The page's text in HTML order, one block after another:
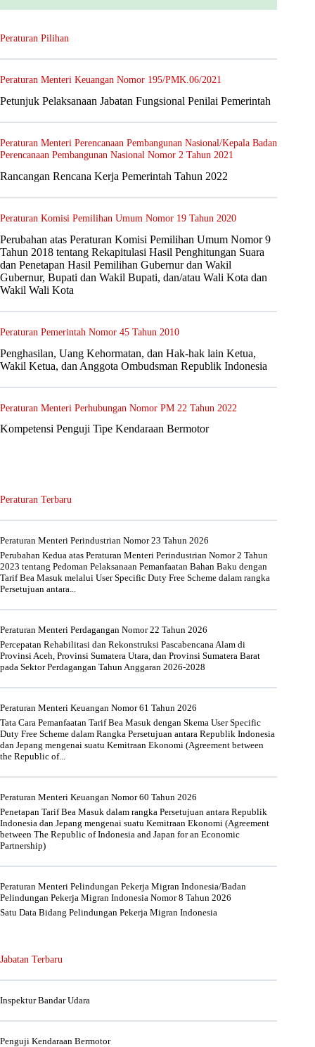
Peraturan Pilihan
Peraturan Menteri Keuangan Nomor 195/PMK.06/2021
Petunjuk Pelaksanaan Jabatan Fungsional Penilai Pemerintah
Peraturan Menteri Perencanaan Pembangunan Nasional/Kepala Badan
Perencanaan Pembangunan Nasional Nomor 2 Tahun 2021
Rancangan Rencana Kerja Pemerintah Tahun 2022
Peraturan Komisi Pemilihan Umum Nomor 19 Tahun 2020
Perubahan atas Peraturan Komisi Pemilihan Umum Nomor 9
Tahun 2018 tentang Rekapitulasi Hasil Penghitungan Suara
dan Penetapan Hasil Pemilihan Gubernur dan Wakil
Gubernur, Bupati dan Wakil Bupati, dan/atau Wali Kota dan
Wakil Wali Kota
Peraturan Pemerintah Nomor 45 Tahun 2010
Penghasilan, Uang Kehormatan, dan Hak-hak lain Ketua,
Wakil Ketua, dan Anggota Ombudsman Republik Indonesia
Peraturan Menteri Perhubungan Nomor PM 22 Tahun 2022
Kompetensi Penguji Tipe Kendaraan Bermotor
Peraturan Terbaru
Peraturan Menteri Perindustrian Nomor 23 Tahun 2026
Perubahan Kedua atas Peraturan Menteri Perindustrian Nomor 2 Tahun
2023 tentang Pedoman Pelaksanaan Pemanfaatan Bahan Baku dengan
Tarif Bea Masuk melalui User Specific Duty Free Scheme dalam rangka
Persetujuan antara...
Peraturan Menteri Perdagangan Nomor 22 Tahun 2026
Percepatan Rehabilitasi dan Rekonstruksi Pascabencana Alam di
Provinsi Aceh, Provinsi Sumatera Utara, dan Provinsi Sumatera Barat
pada Sektor Perdagangan Tahun Anggaran 2026-2028
Peraturan Menteri Keuangan Nomor 61 Tahun 2026
Tata Cara Pemanfaatan Tarif Bea Masuk dengan Skema User Specific
Duty Free Scheme dalam Rangka Persetujuan antara Republik Indonesia
dan Jepang mengenai suatu Kemitraan Ekonomi (Agreement between
the Republic of...
Peraturan Menteri Keuangan Nomor 60 Tahun 2026
Penetapan Tarif Bea Masuk dalam rangka Persetujuan antara Republik
Indonesia dan Jepang mengenai suatu Kemitraan Ekonomi (Agreement
between The Republic of Indonesia and Japan for an Economic
Partnership)
Peraturan Menteri Pelindungan Pekerja Migran Indonesia/Badan
Pelindungan Pekerja Migran Indonesia Nomor 8 Tahun 2026
Satu Data Bidang Pelindungan Pekerja Migran Indonesia
Jabatan Terbaru
Inspektur Bandar Udara
Penguji Kendaraan Bermotor